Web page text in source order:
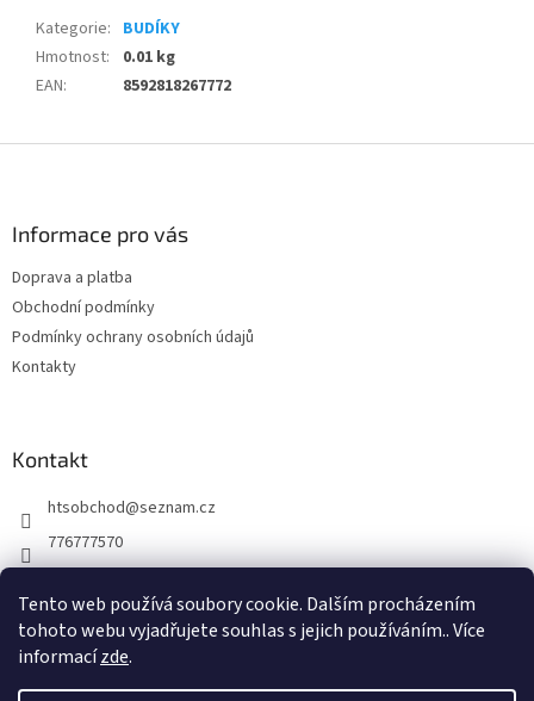
Tento web používá soubory cookie. Dalším procházením
tohoto webu vyjadřujete souhlas s jejich používáním.. Více
informacízde.
Kategorie: BUDÍKY
Hmotnost:
0.01 kg
EAN: 8592818267772
Informace pro vás
Doprava a platba
Obchodní podmínky
Podmínky ochrany osobních údajů
Kontakty
Kontakt
htsobchod@seznam.cz
776777570
https://www.facebook.com/Elektro-Vr%C5%A1ovick%C3%A1-229
214624677338